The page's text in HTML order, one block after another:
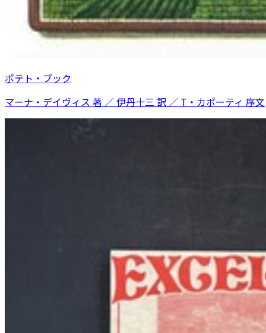
ポテト・ブック
マーナ・デイヴィス 著 ／ 伊丹十三 訳 ／ T・カポーティ 序文